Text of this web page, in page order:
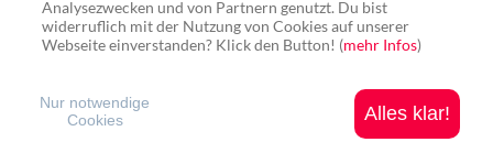
Ping: http://rpc.bloggerei.de/ping/ (*nur für angemeldete Blogs)
Blogverzeichnis Bloggerei.de © 2006 - 2026
Analysezwecken und von Partnern genutzt. Du bist
widerruflich mit der Nutzung von Cookies auf unserer
Webseite einverstanden? Klick den Button! (mehr Infos)
Alles klar!
Nur notwendige
Cookies